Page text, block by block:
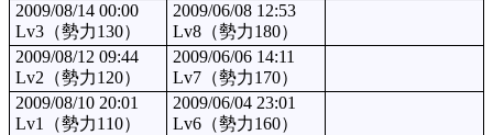
2009/08/14 00:00
Lv3（勢力130）
2009/06/08 12:53
Lv8（勢力180）
2009/08/12 09:44
Lv2（勢力120）
2009/06/06 14:11
Lv7（勢力170）
2009/08/10 20:01
Lv1（勢力110）
2009/06/04 23:01
Lv6（勢力160）